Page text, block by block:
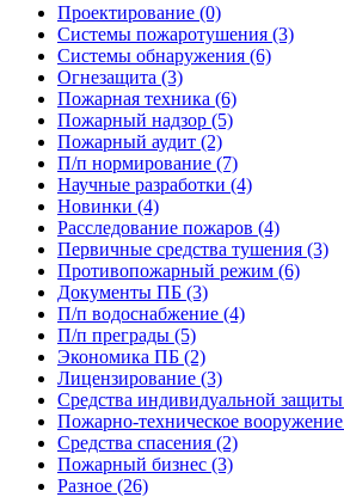
Проектирование (0)
Системы пожаротушения (3)
Системы обнаружения (6)
Огнезащита (3)
Пожарная техника (6)
Пожарный надзор (5)
Пожарный аудит (2)
П/п нормирование (7)
Научные разработки (4)
Новинки (4)
Расследование пожаров (4)
Первичные средства тушения (3)
Противопожарный режим (6)
Документы ПБ (3)
П/п водоснабжение (4)
П/п преграды (5)
Экономика ПБ (2)
Лицензирование (3)
Средства индивидуальной защиты
Пожарно-техническое вооружение
Средства спасения (2)
Пожарный бизнес (3)
Разное (26)